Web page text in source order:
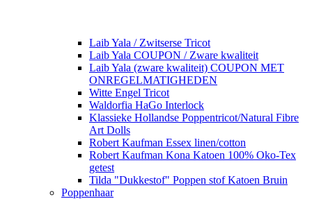
Laib Yala / Zwitserse Tricot
Laib Yala COUPON / Zware kwaliteit
Laib Yala (zware kwaliteit) COUPON MET
ONREGELMATIGHEDEN
Witte Engel Tricot
Waldorfia HaGo Interlock
Klassieke Hollandse Poppentricot/Natural Fibre
Art Dolls
Robert Kaufman Essex linen/cotton
Robert Kaufman Kona Katoen 100% Oko-Tex
getest
Tilda "Dukkestof" Poppen stof Katoen Bruin
Poppenhaar